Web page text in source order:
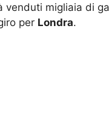
venduti migliaia di
per Londra.